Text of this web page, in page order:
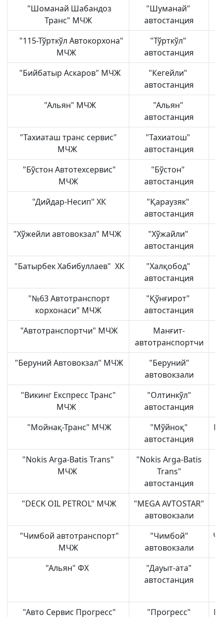
"Шоманай Шабандоз
Транс" МЧЖ
"Шуманай"
автостанция
"115-Тўрткўл Автокорхона"
МЧЖ
"Тўрткўл"
автостанция
"Бийбатыр Аскаров" МЧЖ
"Кегейли"
автостанция
"Альян" МЧЖ
"Альян"
автостанция
"Тахиаташ транс сервис"
МЧЖ
"Тахиатош"
автостанция
"Бўстон Автотехсервис"
МЧЖ
"Бўстон"
автостанция
"Дийдар-Несип" ХК
"Қараузяк"
автостанция
"Хўжейли автовокзал" МЧЖ
"Хўжайли"
автостанция
"Батырбек Хабибуллаев" ХК
"Халқобод"
автостанция
"№63 Автотранспорт
корхонаси" МЧЖ
"Қўнғирот"
автостанция
"Автотранспортчи" МЧЖ
Манғит-
автотранспортчи
"Беруний Автовокзал" МЧЖ
"Беруний"
автовокзали
"Викинг Експресс Транс"
МЧЖ
"Олтинкўл"
автостанция
"Мойнақ-Транс" МЧЖ
"Мўйноқ"
автостанция
"Nokis Arga-Batis Trans"
МЧЖ
"Nokis Arga-Batis
Trans"
автостанция
"DECK OIL PETROL" МЧЖ
"MEGA AVTOSTAR"
автовокзали
"Чимбой автотранспорт"
МЧЖ
"Чимбой"
автовокзали
"Альян" ФХ
"Дауыт-ата"
автостанция
"Авто Сервис Прогресс"
"Прогресс"